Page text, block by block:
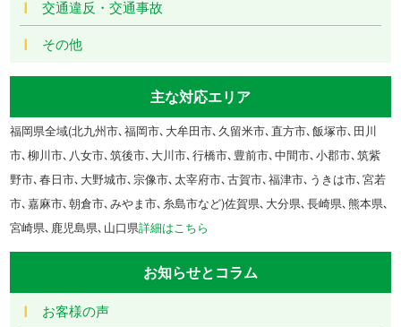
交通違反・交通事故
その他
主な対応エリア
福岡県全域(北九州市､福岡市､大牟田市､久留米市､直方市､飯塚市､田川
市､柳川市､八女市､筑後市､大川市､行橋市､豊前市､中間市､小郡市､筑紫
野市､春日市､大野城市､宗像市､太宰府市､古賀市､福津市､うきは市､宮若
市､嘉麻市､朝倉市､みやま市､糸島市など)佐賀県､大分県､長崎県､熊本県､
宮崎県､鹿児島県､山口県詳細はこちら
お知らせとコラム
お客様の声